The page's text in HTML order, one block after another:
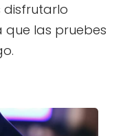
disfrutarlo
que las pruebes